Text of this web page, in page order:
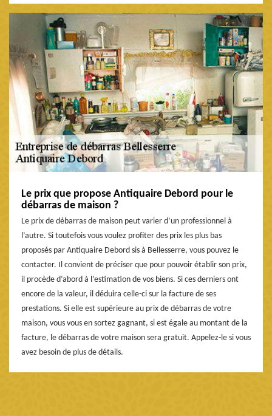
Le prix que propose Antiquaire Debord pour le
débarras de maison ?
Le prix de débarras de maison peut varier d’un professionnel à
l’autre. Si toutefois vous voulez profiter des prix les plus bas
proposés par Antiquaire Debord sis à Bellesserre, vous pouvez le
contacter. Il convient de préciser que pour pouvoir établir son prix,
il procède d’abord à l’estimation de vos biens. Si ces derniers ont
encore de la valeur, il déduira celle-ci sur la facture de ses
prestations. Si elle est supérieure au prix de débarras de votre
maison, vous vous en sortez gagnant, si est égale au montant de la
facture, le débarras de votre maison sera gratuit. Appelez-le si vous
avez besoin de plus de détails.